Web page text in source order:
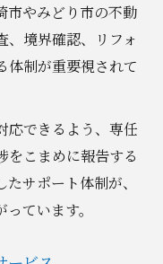
市やみどり市の不動
、境界確認、リフォ
体制が重要視されて
応できるよう、専任
をこまめに報告する
サポート体制が、
ています。